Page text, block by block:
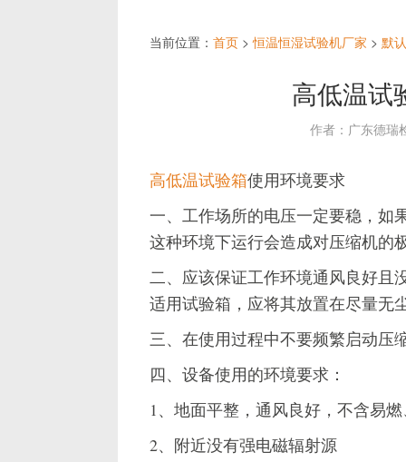
当前位置： 首页 > 恒温恒湿试验机厂家 > 默
高低温试
作者：广东德瑞
高低温试验箱使用环境要求
一、工作场所的电压一定要稳，如
这种环境下运行会造成对压缩机的
二、应该保证工作环境通风良好且
适用试验箱，应将其放置在尽量无
三、在使用过程中不要频繁启动压
四、设备使用的环境要求：
1、地面平整，通风良好，不含易
2、附近没有强电磁辐射源